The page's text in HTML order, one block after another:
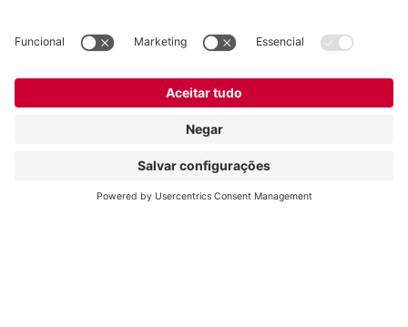
Vogelsang Brasil Ltda.
Av. Theodomiro Porto da Fonseca, 3397
São Leopoldo/RS, 93022-715
+55 51 3600-5555